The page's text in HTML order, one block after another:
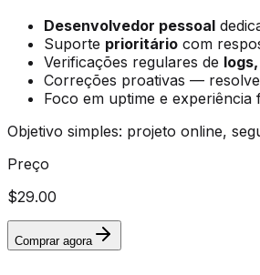
Desenvolvedor pessoal
Suporte prioritário com
Verificações regulares de
Correções proativas —
Foco em uptime e experiência
Objetivo simples: projeto online,
Preço
$29.00
Comprar agora